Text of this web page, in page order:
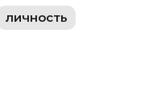
личность